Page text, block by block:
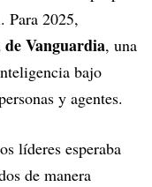
Para 2025,
de Vanguardia, una
bajo
y agentes.
líderes esperaba
de manera